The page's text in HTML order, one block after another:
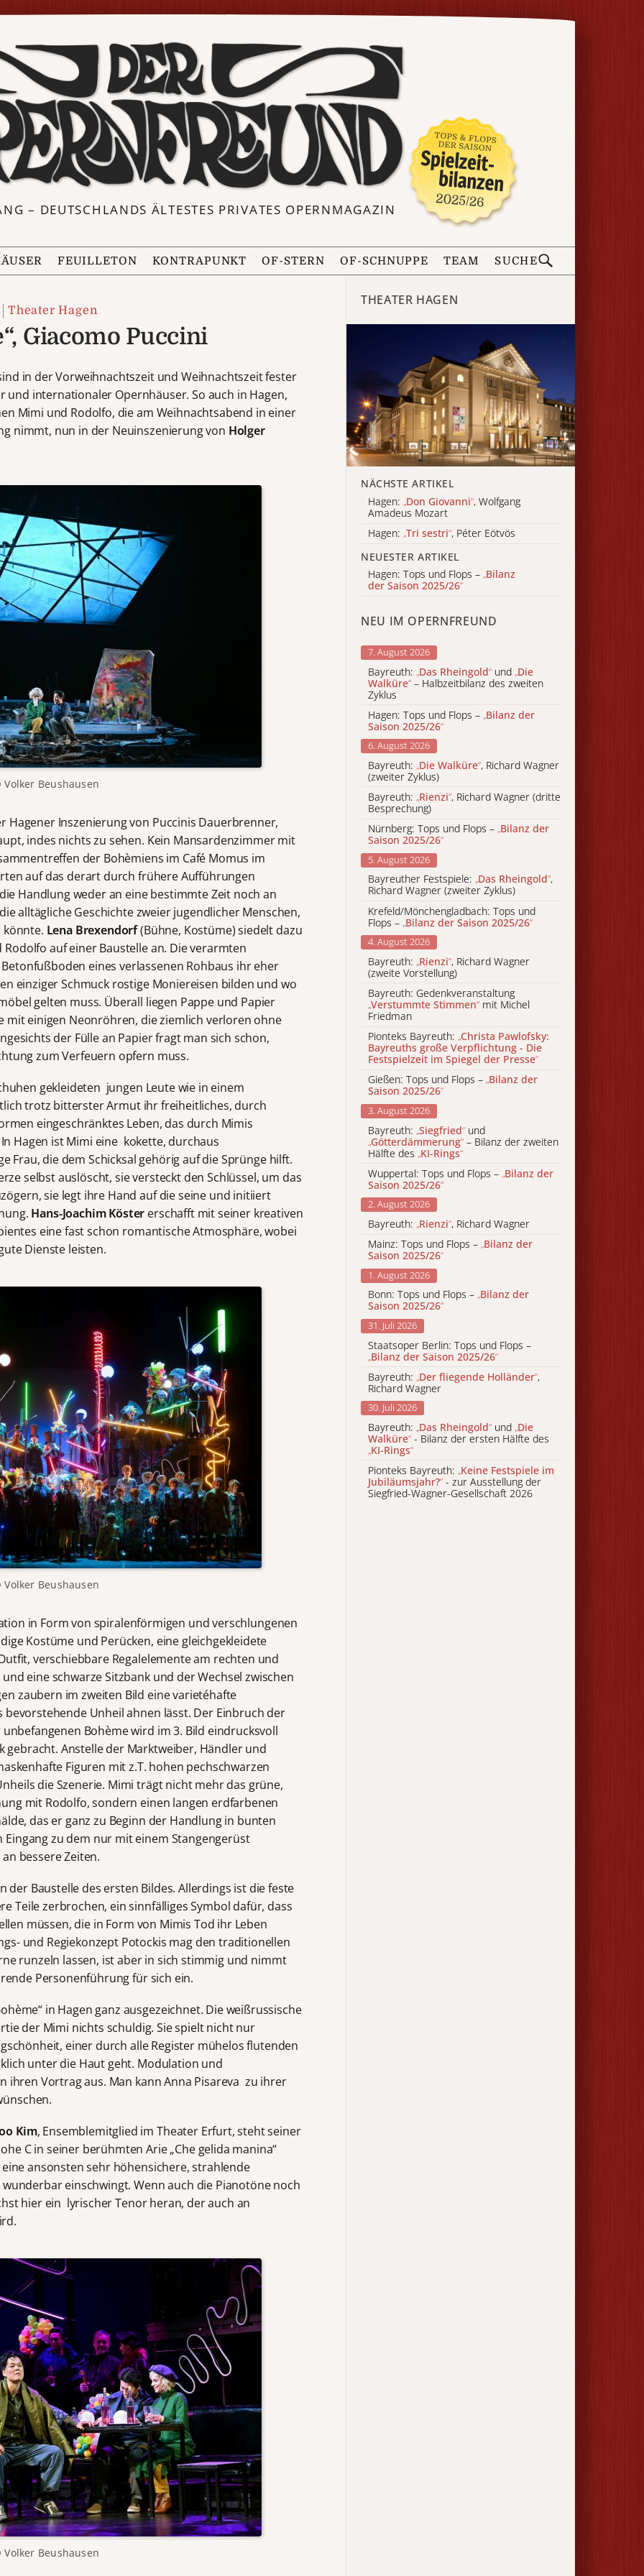
– DEUTSCHLANDS ÄLTESTES PRIVATES OPERNMAGAZIN
FEUILLETON KONTRAPUNKT OF-STERN OF-SCHNUPPE TEAM SUCHE
Theater Hagen
Giacomo Puccini
in der Vorweihnachtszeit und Weihnachtszeit fester
und internationaler Opernhäuser. So auch in Hagen,
Mimi und Rodolfo, die am Weihnachtsabend in einer
nimmt, nun in der Neuinszenierung von Holger
Beushausen
Hagener Inszenierung von Puccinis Dauerbrenner,
indes nichts zu sehen. Kein Mansardenzimmer mit
der Bohèmiens im Café Momus im
auf das derart durch frühere Aufführungen
Handlung weder an eine bestimmte Zeit noch an
alltägliche Geschichte zweier jugendlicher Menschen,
könnte. Lena Brexendorf(Bühne, Kostüme) siedelt dazu
auf einer Baustelle an. Die verarmten
eines verlassenen Rohbaus ihr eher
einziger Schmuck rostige Moniereisen bilden und wo
gelten muss. Überall liegen Pappe und Papier
mit einigen Neonröhren, die ziemlich verloren ohne
der Fülle an Papier fragt man sich schon,
zum Verfeuern opfern muss.
gekleideten jungen Leute wie in einem
trotz bitterster Armut ihr freiheitliches, durch
eingeschränktes Leben, das durch Mimis
Hagen ist Mimi eine kokette, durchaus
Frau, die dem Schicksal gehörig auf die Sprünge hilft.
selbst auslöscht, sie versteckt den Schlüssel, um das
sie legt ihre Hand auf die seine und initiiert
Hans-Joachim Köster erschafft mit seiner kreativen
eine fast schon romantische Atmosphäre, wobei
Dienste leisten.
Beushausen
in Form von spiralenförmigen und verschlungenen
Kostüme und Perücken, eine gleichgekleidete
verschiebbare Regalelemente am rechten und
eine schwarze Sitzbank und der Wechsel zwischen
zaubern im zweiten Bild eine varietéhafte
Unheil ahnen lässt. Der Einbruch der
Bohème wird im 3. Bild eindrucksvoll
Anstelle der Marktweiber, Händler und
Figuren mit z.T. hohen pechschwarzen
die Szenerie. Mimi trägt nicht mehr das grüne,
mit Rodolfo, sondern einen langen erdfarbenen
das er ganz zu Beginn der Handlung in bunten
zu dem nur mit einem Stangengerüst
bessere Zeiten.
Baustelle des ersten Bildes. Allerdings ist die feste
Teile zerbrochen, ein sinnfälliges Symbol dafür, dass
müssen, die in Form von Mimis Tod ihr Leben
und Regiekonzept Potockis mag den traditionellen
runzeln lassen, ist aber in sich stimmig und nimmt
Personenführung für sich ein.
in Hagen ganz ausgezeichnet. Die weißrussische
der Mimi nichts schuldig. Sie spielt nicht nur
einer durch alle Register mühelos flutenden
unter die Haut geht. Modulation und
ihren Vortrag aus. Man kann Anna Pisareva zu ihrer
Kim, Ensemblemitglied im Theater Erfurt, steht seiner
C in seiner berühmten Arie „Che gelida manina“
ansonsten sehr höhensichere, strahlende
einschwingt. Wenn auch die Pianotöne noch
hier ein lyrischer Tenor heran, der auch an
Beushausen
THEATER HAGEN
NÄCHSTE ARTIKEL
Hagen: „Don Giovanni“, Wolfgang
Amadeus Mozart
Hagen: „Tri sestri“, Péter Eötvös
NEUESTER ARTIKEL
Hagen: Tops und Flops – „Bilanz
der Saison 2025/26“
NEU IM OPERNFREUND
7. August 2026
Bayreuth: „Das Rheingold“ und „Die
Walküre“ – Halbzeitbilanz des zweiten
Zyklus
Hagen: Tops und Flops – „Bilanz der
Saison 2025/26“
6. August 2026
Bayreuth: „Die Walküre“, Richard Wagner
(zweiter Zyklus)
Bayreuth: „Rienzi“, Richard Wagner (dritte
Besprechung)
Nürnberg: Tops und Flops – „Bilanz der
Saison 2025/26“
5. August 2026
Bayreuther Festspiele: „Das Rheingold“,
Richard Wagner (zweiter Zyklus)
Krefeld/Mönchengladbach: Tops und
Flops – „Bilanz der Saison 2025/26“
4. August 2026
Bayreuth: „Rienzi“, Richard Wagner
(zweite Vorstellung)
Bayreuth: Gedenkveranstaltung
„Verstummte Stimmen“ mit Michel
Friedman
Pionteks Bayreuth: „Christa Pawlofsky:
Bayreuths große Verpflichtung - Die
Festspielzeit im Spiegel der Presse“
Gießen: Tops und Flops – „Bilanz der
Saison 2025/26“
3. August 2026
Bayreuth: „Siegfried“ und
„Götterdämmerung“ – Bilanz der zweiten
Hälfte des „KI-Rings“
Wuppertal: Tops und Flops – „Bilanz der
Saison 2025/26“
2. August 2026
Bayreuth: „Rienzi“, Richard Wagner
Mainz: Tops und Flops – „Bilanz der
Saison 2025/26“
1. August 2026
Bonn: Tops und Flops – „Bilanz der
Saison 2025/26“
31. Juli 2026
Staatsoper Berlin: Tops und Flops –
„Bilanz der Saison 2025/26“
Bayreuth: „Der fliegende Holländer“,
Richard Wagner
30. Juli 2026
Bayreuth: „Das Rheingold“ und „Die
Walküre“ - Bilanz der ersten Hälfte des
„KI-Rings“
Pionteks Bayreuth: „Keine Festspiele im
Jubiläumsjahr?“ - zur Ausstellung der
Siegfried-Wagner-Gesellschaft 2026